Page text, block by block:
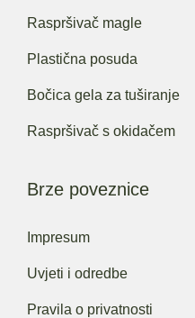
Raspršivač magle
Plastična posuda
Bočica gela za tuširanje
Raspršivač s okidačem
Brze poveznice
Impresum
Uvjeti i odredbe
Pravila o privatnosti